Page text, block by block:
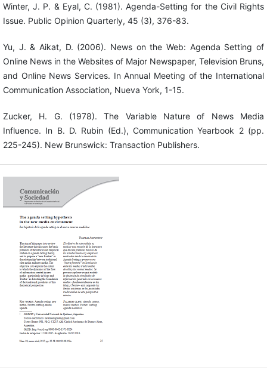
Winter, J. P. & Eyal, C. (1981). Agenda-Setting for the Civil Rights
Issue. Public Opinion Quarterly, 45 (3), 376-83.
Yu, J. & Aikat, D. (2006). News on the Web: Agenda Setting of
Online News in the Websites of Major Newspaper, Television Bruns,
and Online News Services. In Annual Meeting of the International
Communication Association, Nueva York, 1-15.
Zucker, H. G. (1978). The Variable Nature of News Media
Influence. In B. D. Rubin (Ed.), Communication Yearbook 2 (pp.
225-245). New Brunswick: Transaction Publishers.